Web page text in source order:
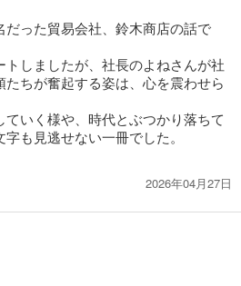
った貿易会社、鈴木商店の話で
しましたが、社長のよねさんが社
たちが奮起する姿は、心を震わせら
いく様や、時代とぶつかり落ちて
も見逃せない一冊でした。
2026年04月27日